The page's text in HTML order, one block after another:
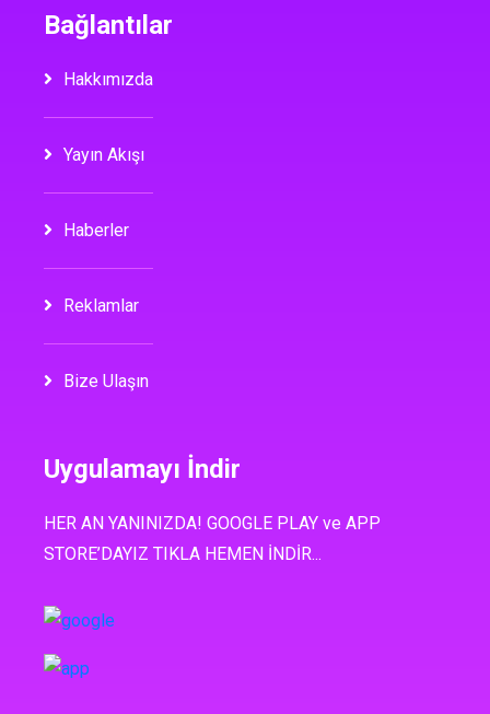
Bağlantılar
Hakkımızda
Yayın Akışı
Haberler
Reklamlar
Bize Ulaşın
Uygulamayı İndir
HER AN YANINIZDA! GOOGLE PLAY ve APP
STORE’DAYIZ TIKLA HEMEN İNDİR...